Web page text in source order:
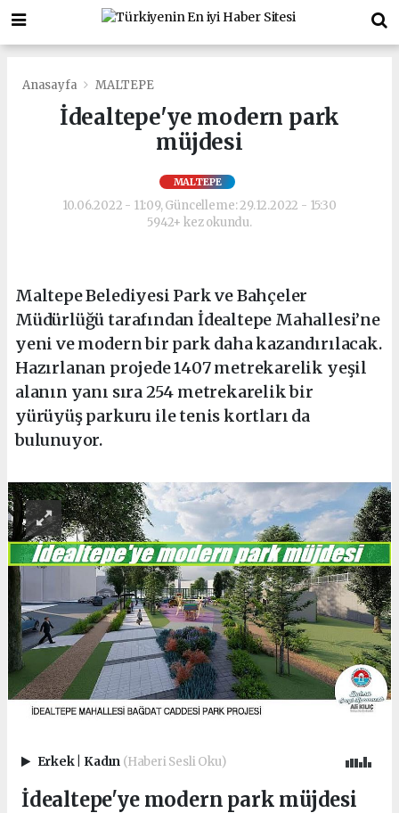
Anasayfa MALTEPE
İdealtepe'ye modern park
müjdesi
MALTEPE
10.06.2022 - 11:09, Güncelleme: 29.12.2022 - 15:30
5942+ kez okundu.
Maltepe Belediyesi Park ve Bahçeler
Müdürlüğü tarafından İdealtepe Mahallesi’ne
yeni ve modern bir park daha kazandırılacak.
Hazırlanan projede 1407 metrekarelik yeşil
alanın yanı sıra 254 metrekarelik bir
yürüyüş parkuru ile tenis kortları da
bulunuyor.
Erkek Kadın (Haberi Sesli Oku)
İdealtepe'ye modern park müjdesi